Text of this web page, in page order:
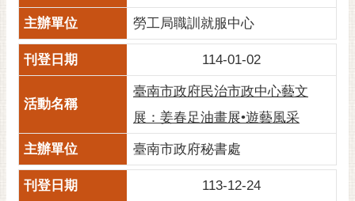
站
資
料
開
放
宣
市
府
交
勞工局職訓就服中心
114-01-02
臺南市政府民治市政中心藝文
展：姜春足油畫展•遊藝風采
臺南市政府秘書處
113-12-24